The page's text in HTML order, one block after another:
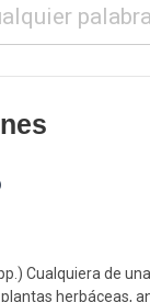
Cualquiera de
plantas herbáceas,